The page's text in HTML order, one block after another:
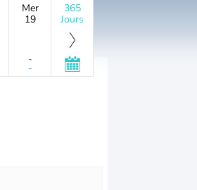
Mer
19
-
-
365
Jours